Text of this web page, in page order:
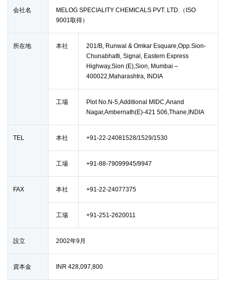
会社名
MELOG SPECIALITY CHEMICALS PVT. LTD.（ISO
9001取得）
所在地 本社
201/B, Runwal & Omkar Esquare,Opp.Sion-
Chunabhatti, Signal, Eastern Express
Highway,Sion (E),Sion, Mumbai –
400022,Maharashtra, INDIA
工場
Plot No.N-5,Additional MIDC,Anand
Nagar,Ambernath(E)-421 506,Thane,INDIA
TEL 本社 +91-22-24081528/1529/1530
工場 +91-88-79099945/9947
FAX 本社 +91-22-24077375
工場 +91-251-2620011
設立 2002年9月
資本金 INR 428,097,800